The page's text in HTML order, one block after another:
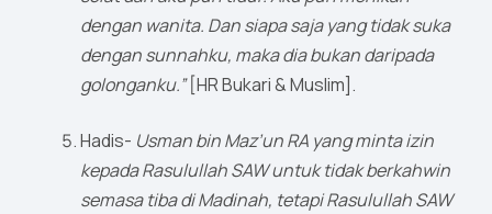
dengan wanita. Dan siapa saja yang tidak suka
dengan sunnahku, maka dia bukan daripada
golonganku.”[HR Bukari & Muslim].
Hadis- Usman bin Maz’un RA yang minta izin
kepada Rasulullah SAW untuk tidak berkahwin
semasa tiba di Madinah, tetapi Rasulullah SAW